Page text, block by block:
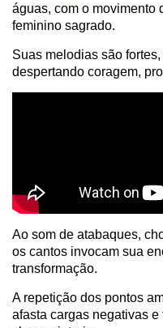
águas, com o movimento
feminino sagrado.
Suas melodias são
despertando coragem,
Ao som de atabaques,
os cantos invocam sua
transformação.
A repetição dos pontos
afasta cargas negativas